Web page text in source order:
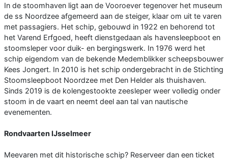
In de stoomhaven ligt aan de Vooroever tegenover het museum
de ss Noordzee afgemeerd aan de steiger, klaar om uit te varen
met passagiers. Het schip, gebouwd in 1922 en behorend tot
het Varend Erfgoed, heeft dienstgedaan als havensleepboot en
stoomsleper voor duik- en bergingswerk. In 1976 werd het
schip eigendom van de bekende Medemblikker scheepsbouwer
Kees Jongert. In 2010 is het schip ondergebracht in de Stichting
Stoomsleepboot Noordzee met Den Helder als thuishaven.
Sinds 2019 is de kolengestookte zeesleper weer volledig onder
stoom in de vaart en neemt deel aan tal van nautische
evenementen.
Rondvaarten IJsselmeer
Meevaren met dit historische schip? Reserveer dan een ticket